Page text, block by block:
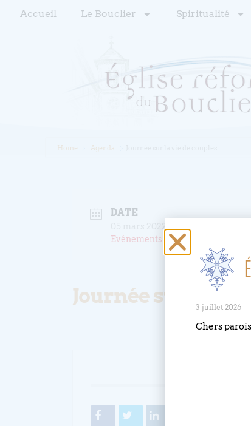
Accueil Le Bouclier Spiritualité
Home Agenda
DATE
05 mars 2022
Evénements éxpirés
Journée sur la vie
3 juillet 2026
Chers